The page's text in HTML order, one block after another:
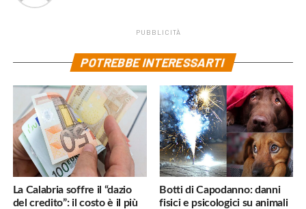
PUBBLICITÀ
POTREBBE INTERESSARTI
La Calabria soffre il “dazio
del credito”: il costo è il più
Botti di Capodanno: danni
fisici e psicologici su animali